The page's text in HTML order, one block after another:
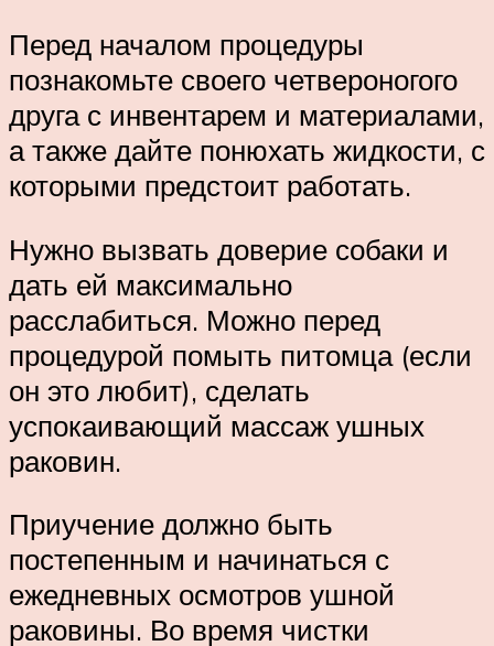
Перед началом процедуры
познакомьте своего четвероногого
друга с инвентарем и материалами,
а также дайте понюхать жидкости, с
которыми предстоит работать.
Нужно вызвать доверие собаки и
дать ей максимально
расслабиться. Можно перед
процедурой помыть питомца (если
он это любит), сделать
успокаивающий массаж ушных
раковин.
Приучение должно быть
постепенным и начинаться с
ежедневных осмотров ушной
раковины. Во время чистки